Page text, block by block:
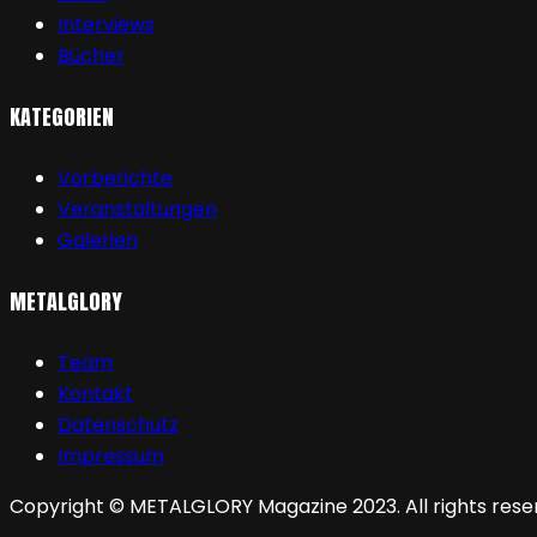
Interviews
Bücher
KATEGORIEN
Vorberichte
Veranstaltungen
Galerien
METALGLORY
Team
Kontakt
Datenschutz
Impressum
Copyright © METALGLORY Magazine 2023. All rights